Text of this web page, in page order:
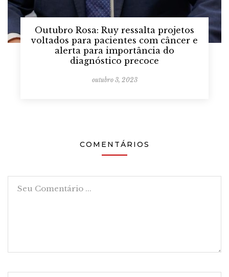
Outubro Rosa: Ruy ressalta projetos
voltados para pacientes com câncer e
alerta para importância do
diagnóstico precoce
outubro 3, 2023
COMENTÁRIOS